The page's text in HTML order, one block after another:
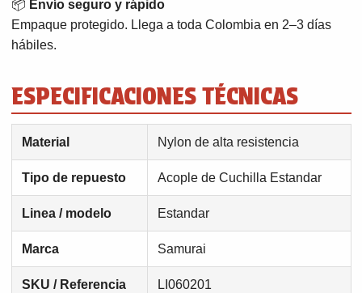
📦 Envío seguro y rápido
Empaque protegido. Llega a toda Colombia en 2–3 días
hábiles.
ESPECIFICACIONES TÉCNICAS
Material Nylon de alta resistencia
Tipo de repuesto Acople de Cuchilla Estandar
Linea / modelo Estandar
Marca Samurai
SKU / Referencia LI060201